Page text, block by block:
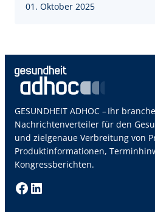
01. Oktober 2025
GESUNDHEIT ADHOC – Ihr
Nachrichtenverteiler für den
und zielgenaue Verbreitung von
Produktinformationen,
Kongressberichten.
Facebook LinkedIn